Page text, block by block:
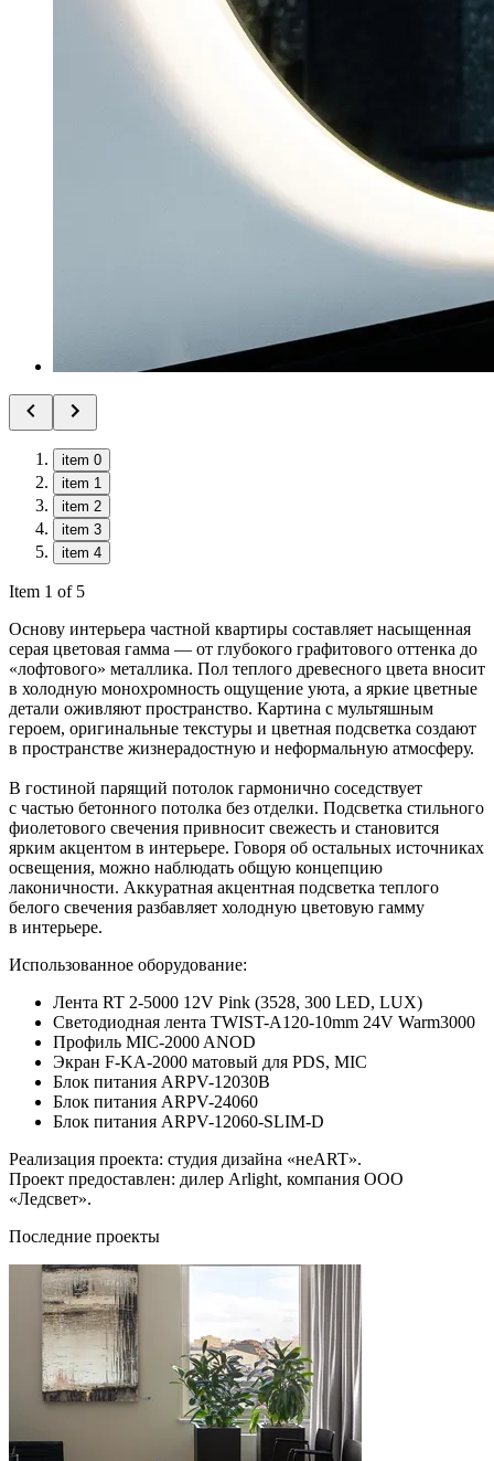
item 0
item 1
item 2
item 3
item 4
Item 1 of 5
Основу интерьера частной квартиры составляет насыщенная
серая цветовая гамма — от глубокого графитового оттенка до
«лофтового» металлика. Пол теплого древесного цвета вносит
в холодную монохромность ощущение уюта, а яркие цветные
детали оживляют пространство. Картина с мультяшным
героем, оригинальные текстуры и цветная подсветка создают
в пространстве жизнерадостную и неформальную атмосферу.
В гостиной парящий потолок гармонично соседствует
с частью бетонного потолка без отделки. Подсветка стильного
фиолетового свечения привносит свежесть и становится
ярким акцентом в интерьере. Говоря об остальных источниках
освещения, можно наблюдать общую концепцию
лаконичности. Аккуратная акцентная подсветка теплого
белого свечения разбавляет холодную цветовую гамму
в интерьере.
Использованное оборудование:
Лента RT 2-5000 12V Pink (3528, 300 LED, LUX)
Светодиодная лента TWIST-A120-10mm 24V Warm3000
Профиль MIC-2000 ANOD
Экран F-KA-2000 матовый для PDS, MIC
Блок питания ARPV-12030B
Блок питания ARPV-24060
Блок питания ARPV-12060-SLIM-D
Реализация проекта: студия дизайна «неART».
Проект предоставлен: дилер Arlight, компания ООО
«Ледсвет».
Последние проекты